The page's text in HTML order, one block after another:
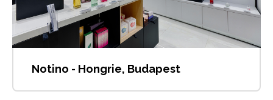
Notino - Hongrie, Budapest